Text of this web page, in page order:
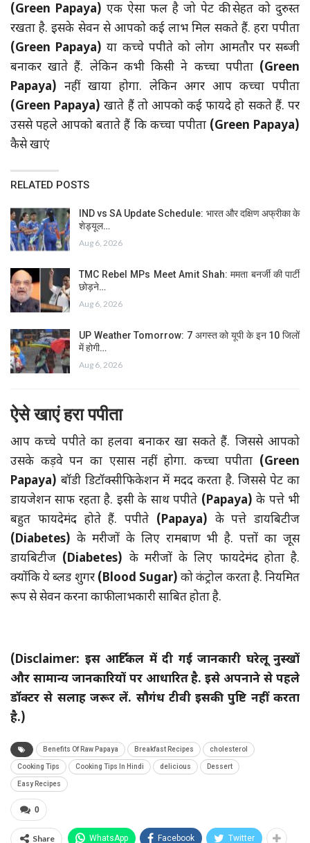
(Green Papaya) एक ऐसा फल है जो पेट की सेहत को दुरुस्त
रखता है. इसके सेवन से आपको कई लाभ मिल सकते हैं. हरा पपीता
(Green Papaya) या कच्चे पपीते को लोग आमतौर पर सब्जी
बनाकर खाते हैं. लेकिन कभी किसी ने कच्चा पपीता (Green
Papaya) नहीं खाया होगा. लेकिन अगर आप कच्चा पपीता
(Green Papaya) खाते हैं तो आपको कई फायदे हो सकते हैं. पर
उससे पहले आपको बताते हैं कि कच्चा पपीता (Green Papaya)
कैसे खाएं
RELATED POSTS
IND vs SA Update Schedule: भारत और दक्षिण अफ्रीका के
शेड्यूल…
Aug 6, 2026
TMC Rebel MPs Meet Amit Shah: ममता बनर्जी की पार्टी
छोड़ने…
Aug 6, 2026
UP Weather Tomorrow: 7 अगस्त को यूपी के इन 10 जिलों
में होगी…
Aug 6, 2026
ऐसे खाएं हरा पपीता
आप कच्चे पपीते का हलवा बनाकर खा सकते हैं. जिससे आपको
उसके कड़वे पन का एसास नहीं होगा. कच्चा पपीता (Green
Papaya) बॉडी डिटॉक्सीफिकेशन में मदद करता है. जिससे पेट का
डायजेशन साफ रहता है. इसी के साथ पपीते (Papaya) के पत्ते भी
बहुत फायदेमंद होते हैं. पपीते (Papaya) के पत्ते डायबिटीज
(Diabetes) के मरीजों के लिए रामबाण भी है. पत्तों का जूस
डायबिटीज (Diabetes) के मरीजों के लिए फायदेमंद होता है.
क्योंकि ये ब्लड शुगर (Blood Sugar) को कंट्रोल करता है. नियमित
रूप से सेवन करना काफी लाभकारी साबित होता है.
(Disclaimer: इस आर्टिकल में दी गई जानकारी घरेलू नुस्खों
और सामान्य जानकारियों पर आधारित है. इसे अपनाने से पहले
डॉक्टर से सलाह जरूर लें. सौगंध टीवी इसकी पुष्टि नहीं करता
है.)
Benefits Of Raw Papaya Breakfast Recipes cholesterol
Cooking Tips Cooking Tips In Hindi delicious Dessert
Easy Recipes
0
Share WhatsApp Facebook Twitter